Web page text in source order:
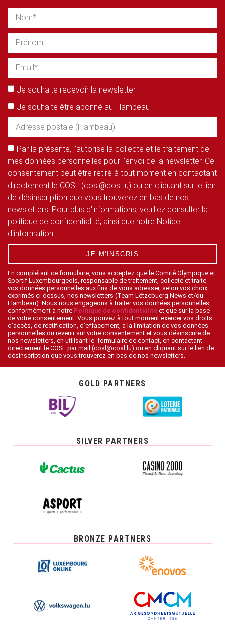
Je souhaite recevoir la newsletter
Je souhaite être abonné au Flambeau
Par la présente, j'autorise la collecte et le traitement de
mes données personnelles pour l'envoi de la newsletter. Ce
consentement peut être retiré à tout moment en contactant
directement le COSL (cosl@cosl.lu) ou en cliquant sur le lien
de désinscription que vous trouverez en bas de nos
newsletters. Pour plus d'informations, veuillez consulter la
politique de confidentialité, ainsi que notre Notice
d'information.
JE M'INSCRIS
En complétant ce formulaire, vous acceptez que le Comité Olympique et
Sportif Luxembourgeois, responsable de traitement, collecte et traite
vos données personnelles aux fins de vous adresser, selon vos choix
exprimés ci-dessus, nos newsletters (Team Lëtzebuerg News et/ou
Flambeau). Nous nous engageons à traiter vos données personnelles
conformément à notre Politique de confidentialité et que sur la base
de votre consentement. Vous pouvez à tout moment exercer vos droits
d’accès, de rectification, d’effacement, à la limitation de vos données
personnelles ou revenir sur votre consentement et vous désinscrire de
nos newsletters, en utilisant le formulaire de contact, en contactant
directement le COSL par mail (cosl@cosl.lu) ou en cliquant sur le lien de
désinscription que vous trouverez en bas de nos newsletters.
GOLD PARTNERS
SILVER PARTNERS
BRONZE PARTNERS